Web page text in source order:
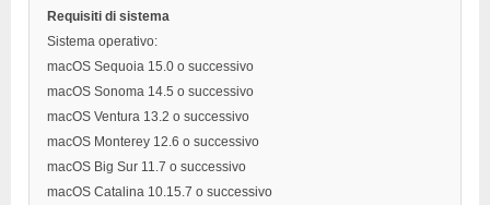
Requisiti di sistema
Sistema operativo:
macOS Sequoia 15.0 o successivo
macOS Sonoma 14.5 o successivo
macOS Ventura 13.2 o successivo
macOS Monterey 12.6 o successivo
macOS Big Sur 11.7 o successivo
macOS Catalina 10.15.7 o successivo